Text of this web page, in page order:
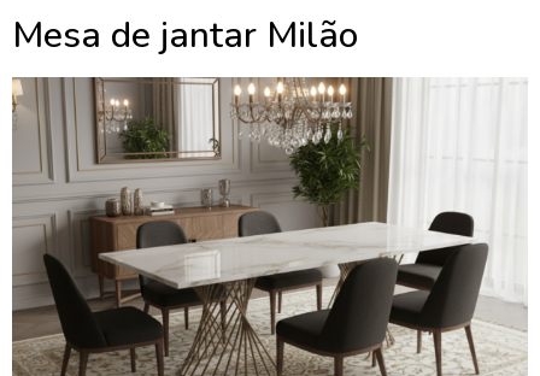
Mesa de jantar Milão